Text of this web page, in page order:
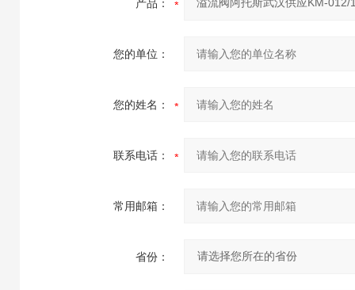
产品：
您的单位：
您的姓名：
联系电话：
常用邮箱：
省份：